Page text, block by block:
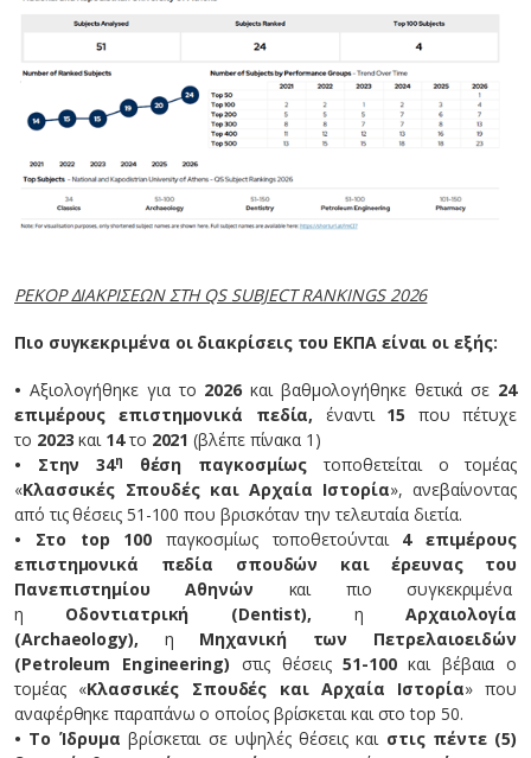
ΡΕΚΟΡ ΔΙΑΚΡΙΣΕΩΝ ΣΤΗ QS SUBJECT RANKINGS 2026
Πιο συγκεκριμένα οι διακρίσεις του ΕΚΠΑ είναι οι εξής:
• Αξιολογήθηκε για το 2026και βαθμολογήθηκε θετικά σε 24
επιμέρους επιστημονικά πεδία,έναντι 15 που πέτυχε
το 2023και 14το 2021(βλέπε πίνακα 1)
• Στην 34η θέση παγκοσμίωςτοποθετείται ο τομέας
«Κλασσικές Σπουδές και Αρχαία Ιστορία», ανεβαίνοντας
από τις θέσεις 51-100 που βρισκόταν την τελευταία διετία.
• Στο top 100 παγκοσμίως τοποθετούνται 4 επιμέρους
επιστημονικά πεδία σπουδών και έρευνας του
Πανεπιστημίου Αθηνών και πιο συγκεκριμένα
η Οδοντιατρική (Dentist), η Αρχαιολογία
(Archaeology), η Μηχανική των Πετρελαιοειδών
(Petroleum Engineering) στις θέσεις51-100και βέβαια ο
τομέας «Κλασσικές Σπουδές και Αρχαία Ιστορία» που
αναφέρθηκε παραπάνω ο οποίος βρίσκεται και στο top 50.
• Το Ίδρυμα βρίσκεται σε υψηλές θέσεις και στις πέντε (5)